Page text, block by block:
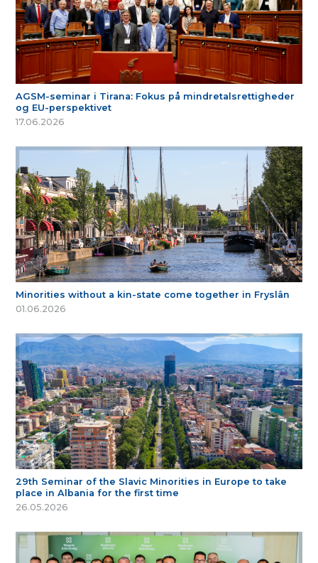
AGSM-seminar i Tirana: Fokus på mindretalsrettigheder
og EU-perspektivet
17.06.2026
Minorities without a kin-state come together in Fryslân
01.06.2026
29th Seminar of the Slavic Minorities in Europe to take
place in Albania for the first time
26.05.2026